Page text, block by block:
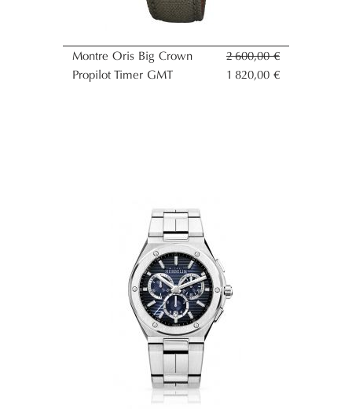
Montre Oris Big Crown
Propilot Timer GMT
2 600,00 €
1 820,00 €